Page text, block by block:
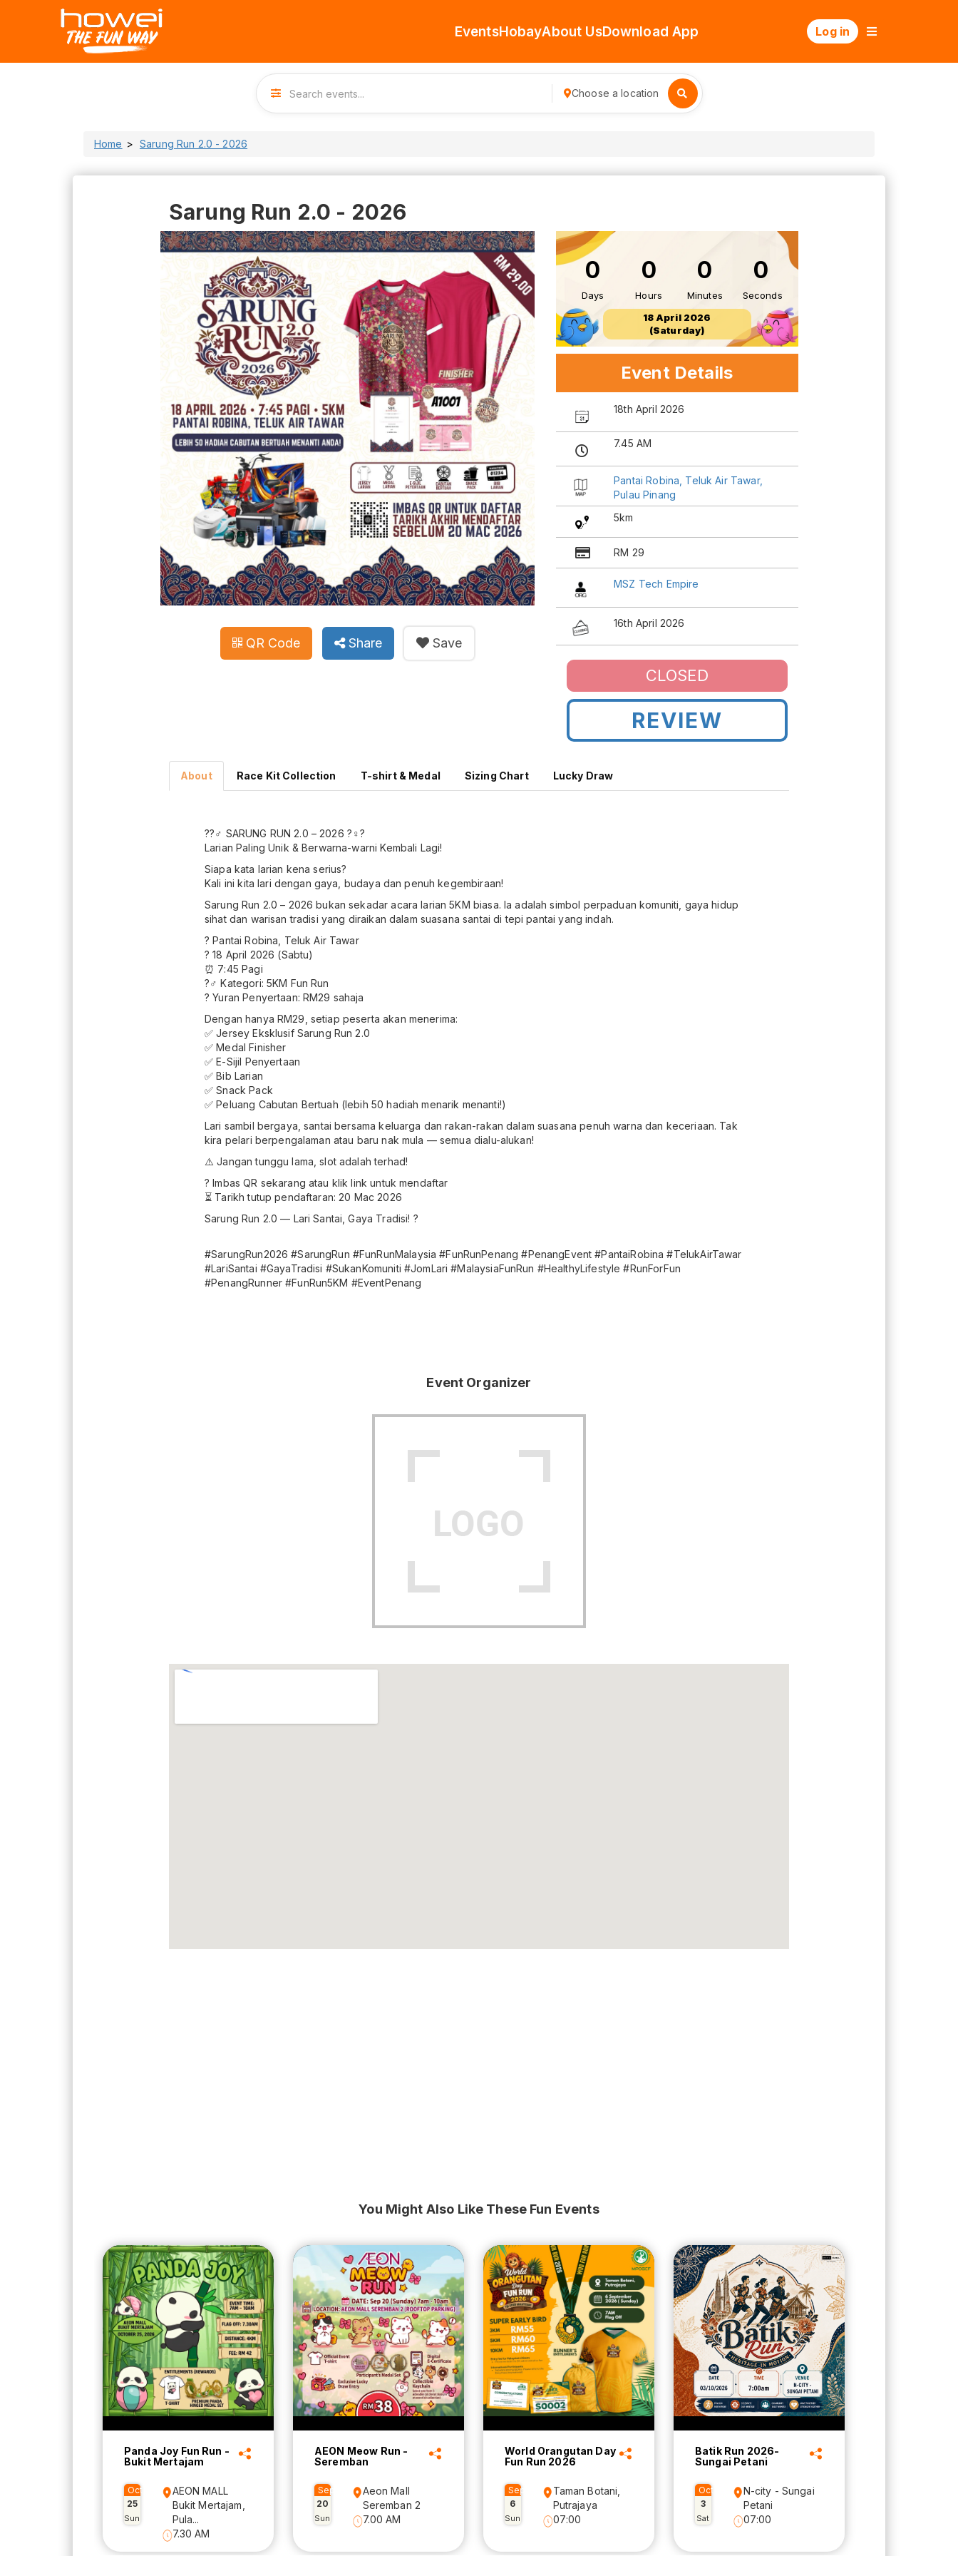
EventsHobayAbout UsDownload App Log in
Choose a location
Home Sarung Run 2.0 - 2026
Sarung Run 2.0 - 2026
QR Code Share Save
0
Days
0
Hours
0
Minutes
0
Seconds
18 April 2026
(Saturday)
Event Details
18th April 2026
7.45 AM
Pantai Robina, Teluk Air Tawar,
Pulau Pinang
5km
RM 29
MSZ Tech Empire
16th April 2026
CLOSED
REVIEW
About Race Kit Collection T-shirt & Medal Sizing Chart Lucky Draw
??‍♂️ SARUNG RUN 2.0 – 2026 ?‍♀️?
Larian Paling Unik & Berwarna-warni Kembali Lagi!
Siapa kata larian kena serius?
Kali ini kita lari dengan gaya, budaya dan penuh kegembiraan!
Sarung Run 2.0 – 2026 bukan sekadar acara larian 5KM biasa. Ia adalah simbol perpaduan komuniti, gaya hidup
sihat dan warisan tradisi yang diraikan dalam suasana santai di tepi pantai yang indah.
? Pantai Robina, Teluk Air Tawar
? 18 April 2026 (Sabtu)
⏰ 7:45 Pagi
?‍♂️ Kategori: 5KM Fun Run
? Yuran Penyertaan: RM29 sahaja
Dengan hanya RM29, setiap peserta akan menerima:
✅ Jersey Eksklusif Sarung Run 2.0
✅ Medal Finisher
✅ E-Sijil Penyertaan
✅ Bib Larian
✅ Snack Pack
✅ Peluang Cabutan Bertuah (lebih 50 hadiah menarik menanti!)
Lari sambil bergaya, santai bersama keluarga dan rakan-rakan dalam suasana penuh warna dan keceriaan. Tak
kira pelari berpengalaman atau baru nak mula — semua dialu-alukan!
⚠️ Jangan tunggu lama, slot adalah terhad!
? Imbas QR sekarang atau klik link untuk mendaftar
⏳ Tarikh tutup pendaftaran: 20 Mac 2026
Sarung Run 2.0 — Lari Santai, Gaya Tradisi! ?
#SarungRun2026 #SarungRun #FunRunMalaysia #FunRunPenang #PenangEvent #PantaiRobina #TelukAirTawar
#LariSantai #GayaTradisi #SukanKomuniti #JomLari #MalaysiaFunRun #HealthyLifestyle #RunForFun
#PenangRunner #FunRun5KM #EventPenang
Event Organizer
You Might Also Like These Fun Events
Panda Joy Fun Run -
Bukit Mertajam
Oct
25
Sun
AEON MALL
Bukit Mertajam,
Pula...
7.30 AM
AEON Meow Run -
Seremban
Sep
20
Sun
Aeon Mall
Seremban 2
7.00 AM
World Orangutan Day
Fun Run 2026
Sep
6
Sun
Taman Botani,
Putrajaya
07:00
Batik Run 2026-
Sungai Petani
Oct
3
Sat
N-city - Sungai
Petani
07:00